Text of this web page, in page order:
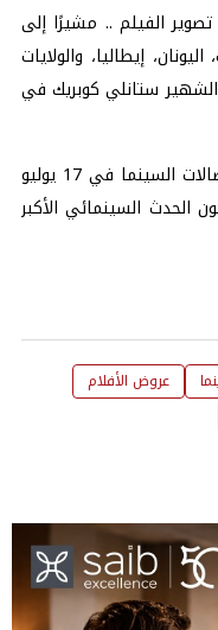
الفيلم .. مشيرًا إلى
إيطاليا، والولايات
الشهير ستانلي كوبريك في
من المقرر أن يطرح The Odyssey في صالات السينما في 17 يوليو
الحدث السينمائي الأكبر
عروض الأفلام